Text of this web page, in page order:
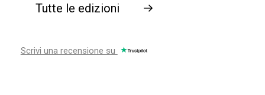
Tutte le edizioni →
Scrivi una recensione su